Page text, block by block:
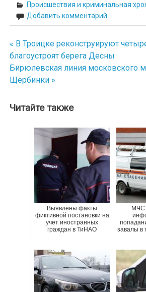
Происшествия и криминальная
Добавить комментарий
Навигация
по
записям
« В Троицке реконструируют
благоустроят берега Десны
Бирюлевская линия московского
Щербинки »
Читайте также
Выявлены факты
фиктивной постановки на
учет иностранных
граждан в ТиНАО
МЧС
завалы в